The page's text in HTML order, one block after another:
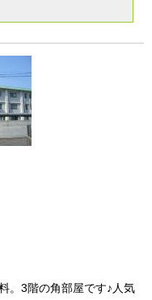
。3階の角部屋です♪人気